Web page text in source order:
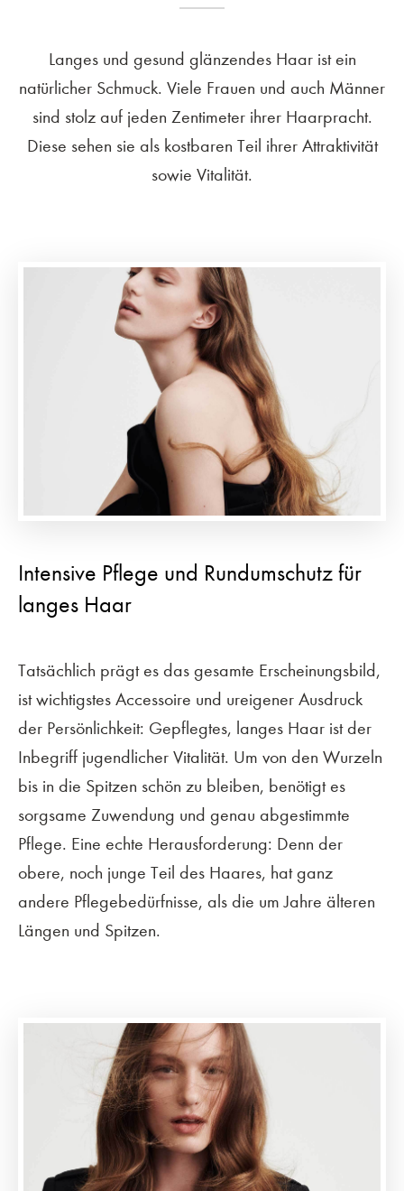
Langes und gesund glänzendes Haar ist ein
natürlicher Schmuck. Viele Frauen und auch Männer
sind stolz auf jeden Zentimeter ihrer Haarpracht.
Diese sehen sie als kostbaren Teil ihrer Attraktivität
sowie Vitalität.
Intensive Pflege und Rundumschutz für
langes Haar
Tatsächlich prägt es das gesamte Erscheinungsbild,
ist wichtigstes Accessoire und ureigener Ausdruck
der Persönlichkeit: Gepflegtes, langes Haar ist der
Inbegriff jugendlicher Vitalität. Um von den Wurzeln
bis in die Spitzen schön zu bleiben, benötigt es
sorgsame Zuwendung und genau abgestimmte
Pflege. Eine echte Herausforderung: Denn der
obere, noch junge Teil des Haares, hat ganz
andere Pflegebedürfnisse, als die um Jahre älteren
Längen und Spitzen.